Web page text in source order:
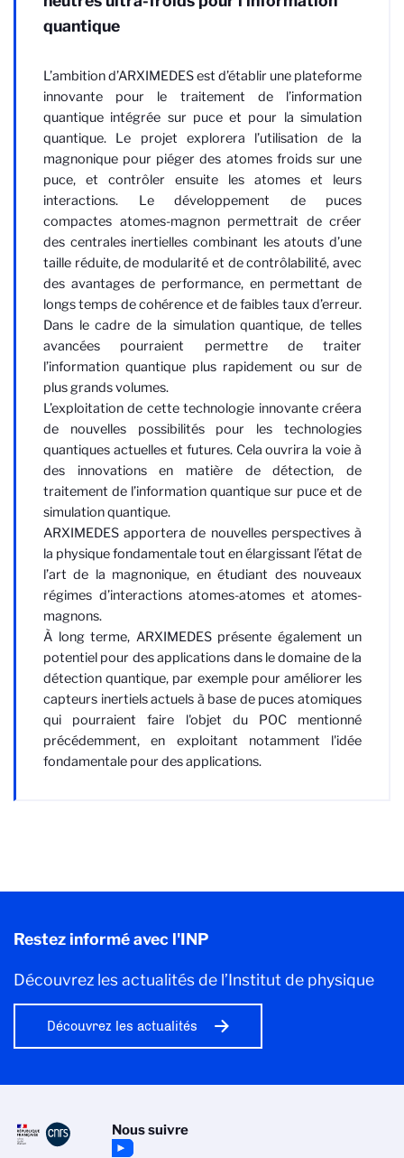
quantique
L’ambition d’ARXIMEDES est d’établir une plateforme
innovante pour le traitement de l’information
quantique intégrée sur puce et pour la simulation
quantique. Le projet explorera l’utilisation de la
magnonique pour piéger des atomes froids sur une
puce, et contrôler ensuite les atomes et leurs
interactions. Le développement de puces
compactes atomes-magnon permettrait de créer
des centrales inertielles combinant les atouts d’une
taille réduite, de modularité et de contrôlabilité, avec
des avantages de performance, en permettant de
longs temps de cohérence et de faibles taux d’erreur.
Dans le cadre de la simulation quantique, de telles
avancées pourraient permettre de traiter
l’information quantique plus rapidement ou sur de
plus grands volumes.
L’exploitation de cette technologie innovante créera
de nouvelles possibilités pour les technologies
quantiques actuelles et futures. Cela ouvrira la voie à
des innovations en matière de détection, de
traitement de l’information quantique sur puce et de
simulation quantique.
ARXIMEDES apportera de nouvelles perspectives à
la physique fondamentale tout en élargissant l’état de
l’art de la magnonique, en étudiant des nouveaux
régimes d’interactions atomes-atomes et atomes-
magnons.
À long terme, ARXIMEDES présente également un
potentiel pour des applications dans le domaine de la
détection quantique, par exemple pour améliorer les
capteurs inertiels actuels à base de puces atomiques
qui pourraient faire l'objet du POC mentionné
précédemment, en exploitant notamment l'idée
fondamentale pour des applications.
Restez informé avec l'INP
Découvrez les actualités de l’Institut de physique
Découvrez les actualités
Nous suivre